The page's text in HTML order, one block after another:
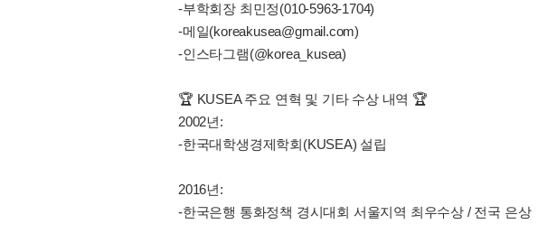
-부학회장 최민정(010-5963-1704)
-메일(koreakusea@gmail.com)
-인스타그램(@korea_kusea)
🏆 KUSEA 주요 연혁 및 기타 수상 내역 🏆
2002년:
-한국대학생경제학회(KUSEA) 설립
2016년:
-한국은행 통화정책 경시대회 서울지역 최우수상 / 전국 은상